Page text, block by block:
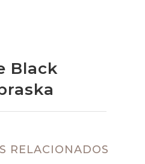
Black
RELACIONADOS